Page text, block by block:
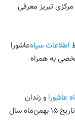
تبریز معرفی
اطلاعات سپاه‌عاشورا
به همراه
عاشورا و زندان
مرکزی تبریز در بازداشت موقت به سر می‌بردند در تاریخ ۱۵ بهمن‌ماه سال